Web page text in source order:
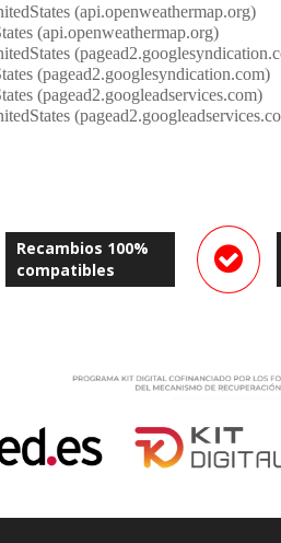
(api.openweathermap.org)
(api.openweathermap.org)
(pagead2.googlesyndication.com)
(pagead2.googleadservices.com)
Recambios 100%
compatibles